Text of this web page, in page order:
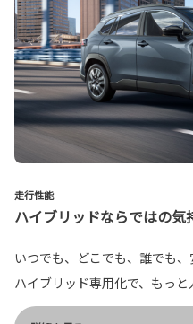
走行性能
ハイブリッドならではの気
いつでも、どこでも、誰でも、
ハイブリッド専用化で、もっと